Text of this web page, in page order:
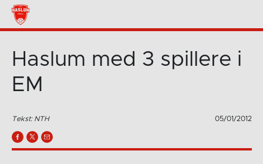
Haslum med 3 spillere i
EM
Tekst: NTH 05/01/2012